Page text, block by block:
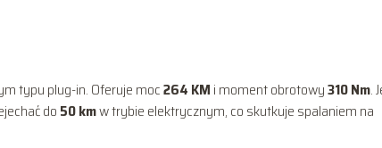
typu plug-in. Oferuje moc264 KM i moment obrotowy310 Nm.
do 50 kmw trybie elektrycznym, co skutkuje spalaniem na